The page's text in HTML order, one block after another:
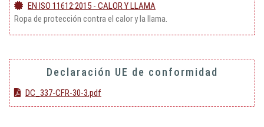
EN ISO 11612:2015 - CALOR Y LLAMA
Ropa de protección contra el calor y la llama.
Declaración UE de conformidad
DC_337-CFR-30-3.pdf